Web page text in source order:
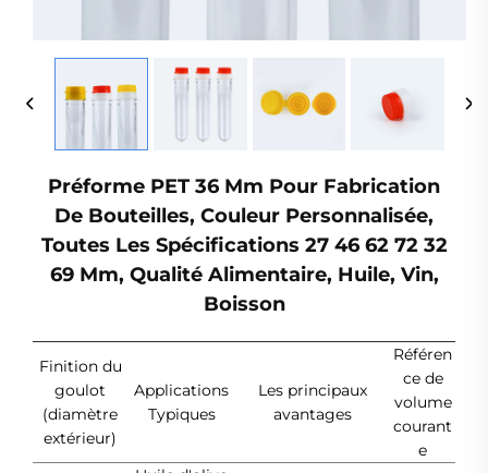
Préforme PET 36 Mm Pour Fabrication
De Bouteilles, Couleur Personnalisée,
Toutes Les Spécifications 27 46 62 72 32
69 Mm, Qualité Alimentaire, Huile, Vin,
Boisson
Finition du
goulot
(diamètre
extérieur)
Applications
Typiques
Les principaux
avantages
Référen
ce de
volume
courant
e